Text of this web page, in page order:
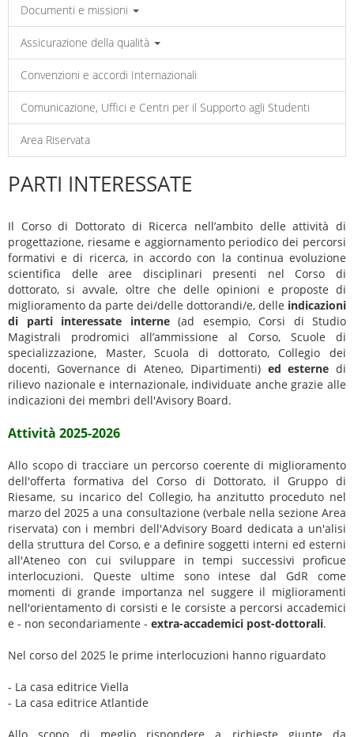
Documenti e missioni
Assicurazione della qualità
Convenzioni e accordi Internazionali
Comunicazione, Uffici e Centri per il Supporto agli Studenti
Area Riservata
PARTI INTERESSATE
Il Corso di Dottorato di Ricerca nell’ambito delle attività di
progettazione, riesame e aggiornamento periodico dei percorsi
formativi e di ricerca, in accordo con la continua evoluzione
scientifica delle aree disciplinari presenti nel Corso di
dottorato, si avvale, oltre che delle opinioni e proposte di
miglioramento da parte dei/delle dottorandi/e, delle indicazioni
di parti interessate interne (ad esempio, Corsi di Studio
Magistrali prodromici all’ammissione al Corso, Scuole di
specializzazione, Master, Scuola di dottorato, Collegio dei
docenti, Governance di Ateneo, Dipartimenti) ed esterne di
rilievo nazionale e internazionale, individuate anche grazie alle
indicazioni dei membri dell'Avisory Board.
Attività 2025-2026
Allo scopo di tracciare un percorso coerente di miglioramento
dell'offerta formativa del Corso di Dottorato, il Gruppo di
Riesame, su incarico del Collegio, ha anzitutto proceduto nel
marzo del 2025 a una consultazione (verbale nella sezione Area
riservata) con i membri dell'Advisory Board dedicata a un'alisi
della struttura del Corso, e a definire soggetti interni ed esterni
all'Ateneo con cui sviluppare in tempi successivi proficue
interlocuzioni. Queste ultime sono intese dal GdR come
momenti di grande importanza nel suggere il miglioramenti
nell'orientamento di corsisti e le corsiste a percorsi accademici
e - non secondariamente - extra-accademici post-dottorali.
Nel corso del 2025 le prime interlocuzioni hanno riguardato
- La casa editrice Viella
- La casa editrice Atlantide